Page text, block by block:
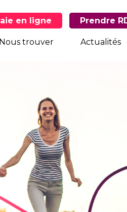
en ligne Prendre
Nous trouver Actualités